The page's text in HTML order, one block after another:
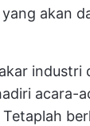
akan
industri
acara-